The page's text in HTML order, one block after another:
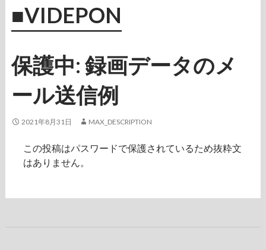
G
■VIDEPON
保護中: 録画データのメ
ール送信例
2021年8月31日 MAX_DESCRIPTION
この投稿はパスワードで保護されているため抜粋文
はありません。